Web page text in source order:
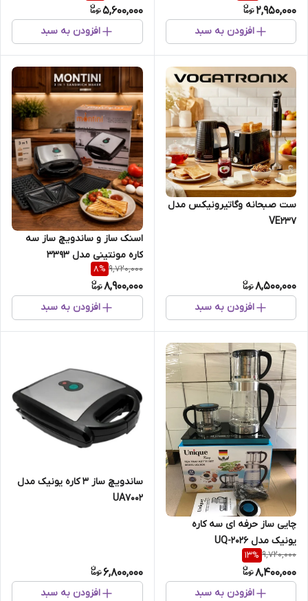
2,950,000
افزودن به سبد
5,600,000
افزودن به سبد
ست صبحانه وگاتیرونیکس مدل
VE237
8,500,000
افزودن به سبد
اسنک ساز و ساندویچ ساز سه
کاره مونتینی مدل 3393
9,720,000
8%
8,900,000
افزودن به سبد
چایی ساز حرفه ای سه کاره
یونیک مدل UQ-2026
9,720,000
13%
8,400,000
افزودن به سبد
ساندویچ ساز ۳ کاره یونیک مدل
UA7002
6,800,000
افزودن به سبد